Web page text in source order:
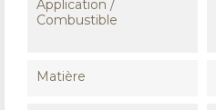
Application /
Combustible
Matière